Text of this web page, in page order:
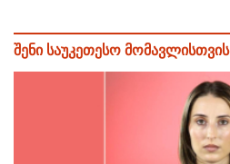
შენი საუკეთესო მომავლისთვის